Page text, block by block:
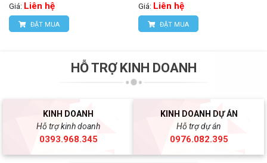
Giá: Liên hệ
ĐẶT MUA
Giá: Liên hệ
ĐẶT MUA
HỖ TRỢ KINH DOANH
KINH DOANH
Hỗ trợ kinh doanh
0393.968.345
KINH DOANH DỰ ÁN
Hỗ trợ dự án
0976.082.395